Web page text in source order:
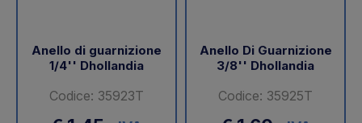
Anello di guarnizione
1/4'' Dhollandia
Codice: 35923T
Anello Di Guarnizione
3/8'' Dhollandia
Codice: 35925T